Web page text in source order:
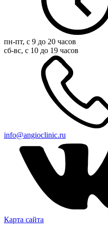
пн-пт, с 9 до 20 часов
сб-вс, с 10 до 19 часов
info@angioclinic.ru
Карта сайта